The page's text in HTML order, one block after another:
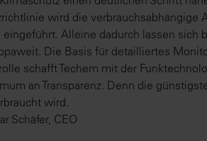
wird die verbrauchsabhängige
Alleine dadurch lassen sich
Die Basis für detailliertes
schafft Techem mit der
an Transparenz. Denn die
wird.
Schäfer, CEO